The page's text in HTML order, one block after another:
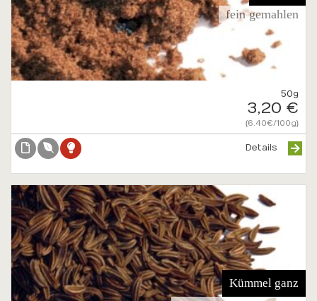
fein gemahlen
50g
3,20 €
{6.40€/100g}
Details
Kümmel ganz